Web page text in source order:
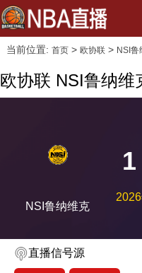
当前位置: 首页> 欧协联> NSI
欧协联 NSI鲁纳维
NSI鲁纳维克
1
直播信号源